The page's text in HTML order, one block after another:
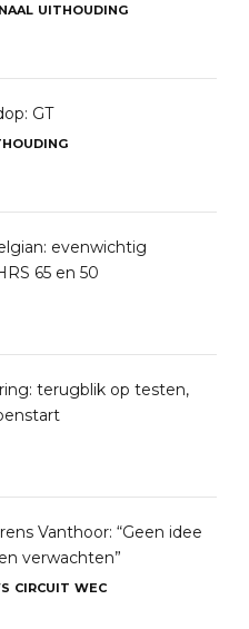
UITHOUDING
GT
evenwichtig
65 en 50
terugblik op testen,
Vanthoor: “Geen idee
verwachten”
CIRCUIT WEC